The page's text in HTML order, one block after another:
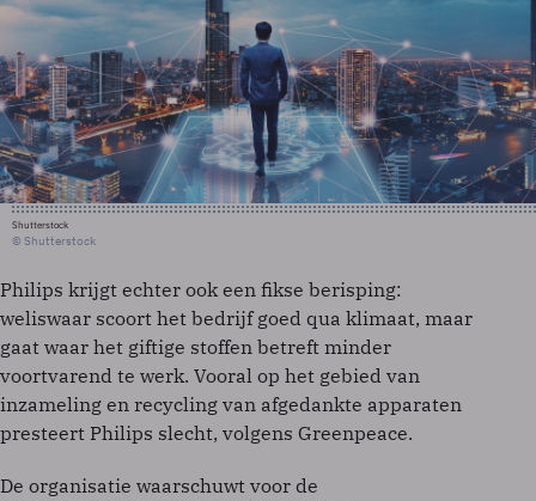
Shutterstock
© Shutterstock
Philips krijgt echter ook een fikse berisping:
weliswaar scoort het bedrijf goed qua klimaat, maar
gaat waar het giftige stoffen betreft minder
voortvarend te werk. Vooral op het gebied van
inzameling en recycling van afgedankte apparaten
presteert Philips slecht, volgens Greenpeace.
De organisatie waarschuwt voor de